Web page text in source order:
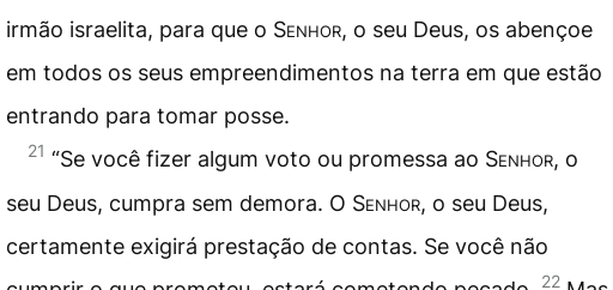
irmão israelita, para que o Senhor, o seu Deus, os abençoe
em todos os seus empreendimentos na terra em que estão
entrando para tomar posse.
21 “Se você fizer algum voto ou promessa ao Senhor, o
seu Deus, cumpra sem demora. O Senhor, o seu Deus,
certamente exigirá prestação de contas. Se você não
22